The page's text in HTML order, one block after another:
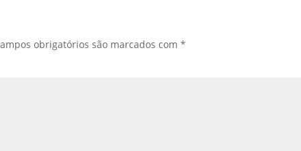
obrigatórios são marcados com*